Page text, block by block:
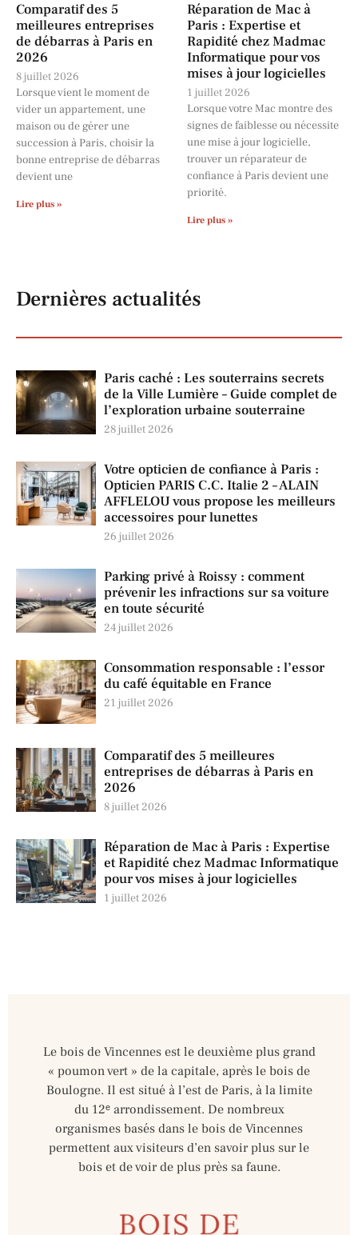
Comparatif des 5
meilleures entreprises
de débarras à Paris en
2026
8 juillet 2026
Lorsque vient le moment de
vider un appartement, une
maison ou de gérer une
succession à Paris, choisir la
bonne entreprise de débarras
devient une
Lire plus »
Réparation de Mac à
Paris : Expertise et
Rapidité chez Madmac
Informatique pour vos
mises à jour logicielles
1 juillet 2026
Lorsque votre Mac montre des
signes de faiblesse ou nécessite
une mise à jour logicielle,
trouver un réparateur de
confiance à Paris devient une
priorité.
Lire plus »
Dernières actualités
Paris caché : Les souterrains secrets
de la Ville Lumière – Guide complet de
l’exploration urbaine souterraine
28 juillet 2026
Votre opticien de confiance à Paris :
Opticien PARIS C.C. Italie 2 – ALAIN
AFFLELOU vous propose les meilleurs
accessoires pour lunettes
26 juillet 2026
Parking privé à Roissy : comment
prévenir les infractions sur sa voiture
en toute sécurité
24 juillet 2026
Consommation responsable : l’essor
du café équitable en France
21 juillet 2026
Comparatif des 5 meilleures
entreprises de débarras à Paris en
2026
8 juillet 2026
Réparation de Mac à Paris : Expertise
et Rapidité chez Madmac Informatique
pour vos mises à jour logicielles
1 juillet 2026
Le bois de Vincennes est le deuxième plus grand
« poumon vert » de la capitale, après le bois de
Boulogne. Il est situé à l’est de Paris, à la limite
du 12ᵉ arrondissement. De nombreux
organismes basés dans le bois de Vincennes
permettent aux visiteurs d’en savoir plus sur le
bois et de voir de plus près sa faune.